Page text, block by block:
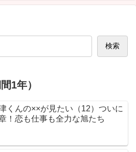
検索
1年）
くんの××が見たい（12）ついに
！恋も仕事も全力な旭たち